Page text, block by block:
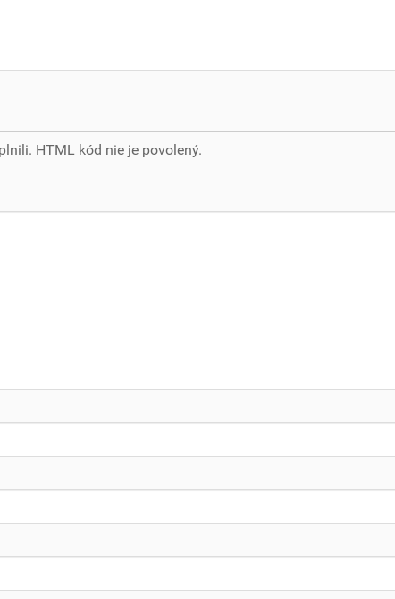
HTML kód nie je povolený.